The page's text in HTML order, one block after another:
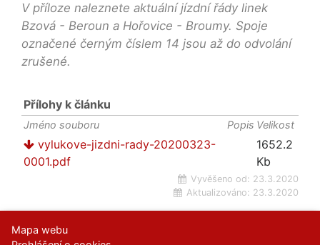
V příloze naleznete aktuální jízdní řády linek
Bzová - Beroun a Hořovice - Broumy. Spoje
označené černým číslem 14 jsou až do odvolání
zrušené.
Přílohy k článku
Jméno souboru Popis Velikost
vylukove-jizdni-rady-20200323-
0001.pdf
1652.2
Kb
Vyvěšeno od: 23.3.2020
Aktualizováno: 23.3.2020
Mapa webu